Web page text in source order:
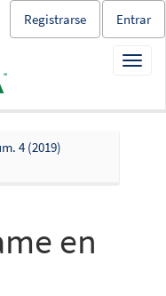
Registrarse Entrar
4 (2019)
en